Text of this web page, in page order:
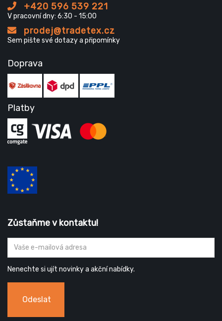
+420 596 539 221
V pracovní dny: 6:30 - 15:00
prodej@tradetex.cz
Sem pište své dotazy a připomínky
Doprava
Platby
Zůstaňme v kontaktu!
Nenechte si ujít novinky a akční nabídky.
Odeslat